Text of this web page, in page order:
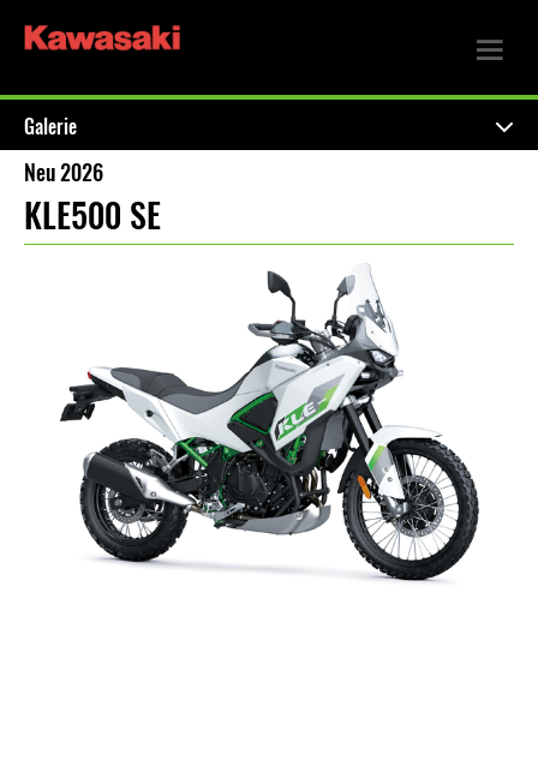
Galerie
Neu 2026
KLE500 SE